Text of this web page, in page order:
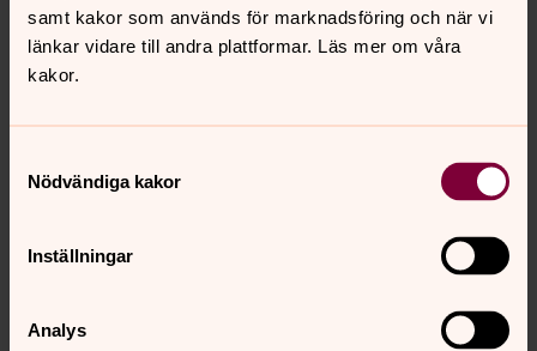
samt kakor som används för marknadsföring och när vi
länkar vidare till andra plattformar. Läs mer om våra
kakor.
Nödvändiga kakor
Inställningar
Analys
Direkt:035150985SMS:0734174331
E-post:per.franzen@svenskakyrkan.se
innehåll?
Dela